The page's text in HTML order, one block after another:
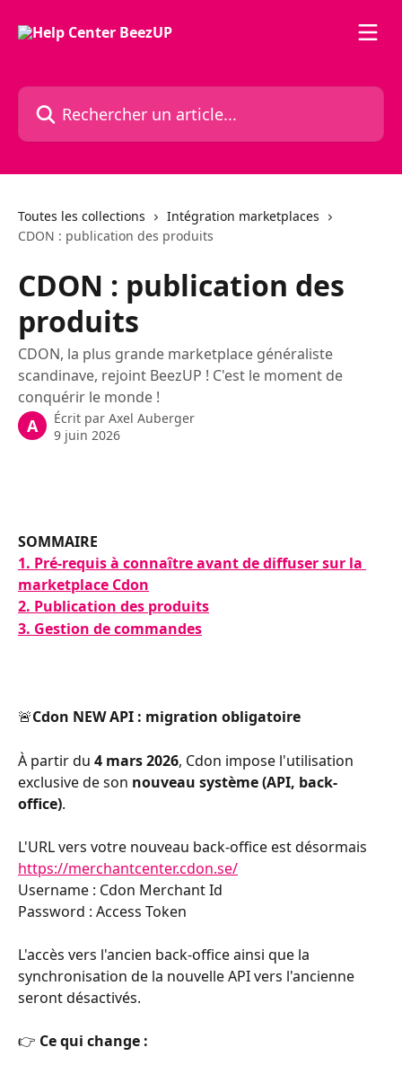
Rechercher un article...
Toutes les collections
Intégration marketplaces
CDON : publication des produits
CDON : publication des
produits
CDON, la plus grande marketplace généraliste
scandinave, rejoint BeezUP ! C'est le moment de
conquérir le monde !
A Écrit par Axel Auberger
9 juin 2026
SOMMAIRE
1. Pré-requis à connaître avant de diffuser sur la
marketplace Cdon
2. Publication des produits
3. Gestion de commandes
🚨Cdon NEW API : migration obligatoire
À partir du 4 mars 2026, Cdon impose l'utilisation
exclusive de son nouveau système (API, back-
office).
L'URL vers votre nouveau back-office est désormais
https://merchantcenter.cdon.se/
Username : Cdon Merchant Id
Password : Access Token
L'accès vers l'ancien back-office ainsi que la
synchronisation de la nouvelle API vers l'ancienne
seront désactivés.
👉 Ce qui change :